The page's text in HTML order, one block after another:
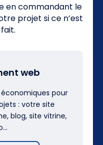
en commandant le
projet si ce n’est
web
pour
: votre site
blog, site vitrine,